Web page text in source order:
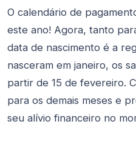
O calendário de
este ano! Agora, tanto
data de nascimento é a
nasceram em janeiro, os
partir de 15 de fevereiro.
para os demais meses e
seu alívio financeiro no